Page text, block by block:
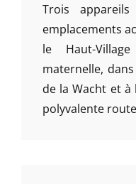
Trois
emplacements
le Haut-
maternelle,
de la Wacht et
polyvalente